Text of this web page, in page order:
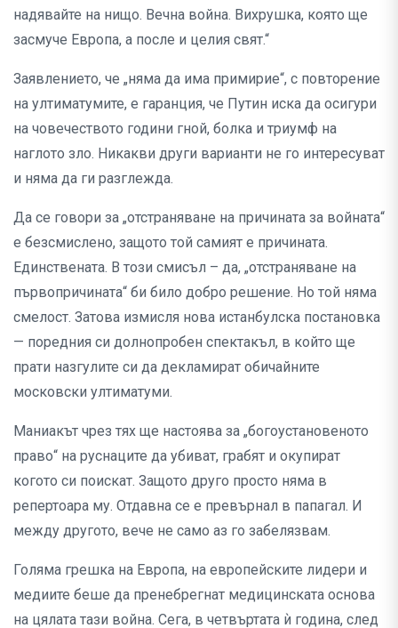
надявайте на нищо. Вечна война. Вихрушка, която ще
засмуче Европа, а после и целия свят.“
Заявлението, че „няма да има примирие“, с повторение
на ултиматумите, е гаранция, че Путин иска да осигури
на човечеството години гной, болка и триумф на
наглото зло. Никакви други варианти не го интересуват
и няма да ги разглежда.
Да се говори за „отстраняване на причината за войната“
е безсмислено, защото той самият е причината.
Единствената. В този смисъл – да, „отстраняване на
първопричината“ би било добро решение. Но той няма
смелост. Затова измисля нова истанбулска постановка
— поредния си долнопробен спектакъл, в който ще
прати назгулите си да декламират обичайните
московски ултиматуми.
Маниакът чрез тях ще настоява за „богоустановеното
право“ на руснаците да убиват, грабят и окупират
когото си поискат. Защото друго просто няма в
репертоара му. Отдавна се е превърнал в папагал. И
между другото, вече не само аз го забелязвам.
Голяма грешка на Европа, на европейските лидери и
медиите беше да пренебрегнат медицинската основа
на цялата тази война. Сега, в четвъртата ѝ година, след